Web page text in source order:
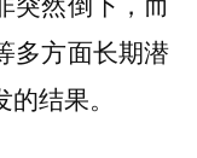
多方面长期潜
结果。